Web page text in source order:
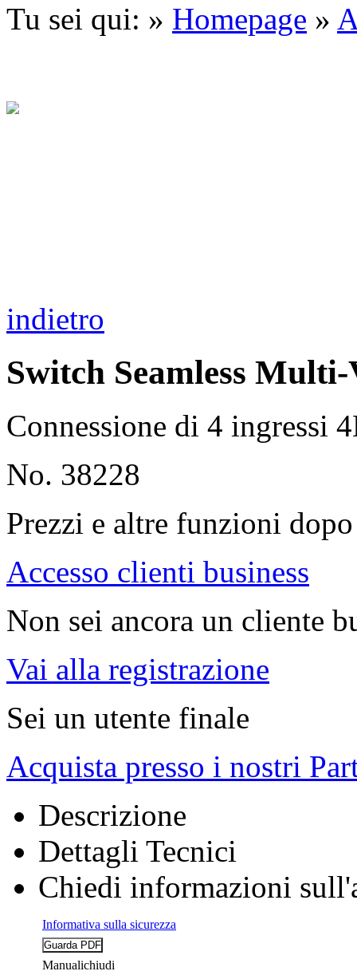
Tu sei qui: » Homepage »
indietro
Switch Seamless
Connessione di 4 ingressi
No. 38228
Prezzi e altre funzioni
Accesso clienti business
Non sei ancora un cliente
Vai alla registrazione
Sei un utente finale
Acquista presso i nostri
Descrizione
Dettagli Tecnici
Chiedi informazioni
Informativa sulla sicurezza
Manualichiudi